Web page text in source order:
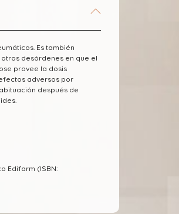
Es también
desórdenes en que el
provee la dosis
adversos por
después de
Edifarm (ISBN: